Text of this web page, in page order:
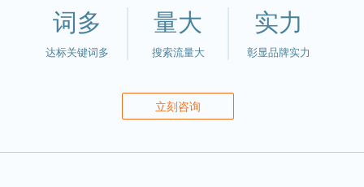
词多
达标关键词多
量大
搜索流量大
实力
彰显品牌实力
立刻咨询